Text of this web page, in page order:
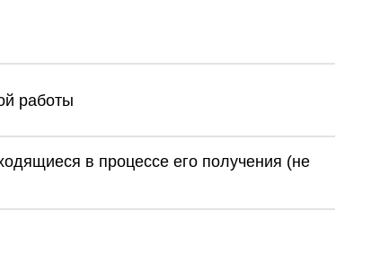
работы
в процессе его получения (не